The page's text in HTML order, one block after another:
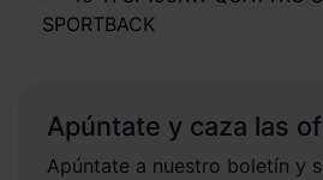
SPORTBACK
Apúntate y caza las
Apúntate a nuestro boletín y